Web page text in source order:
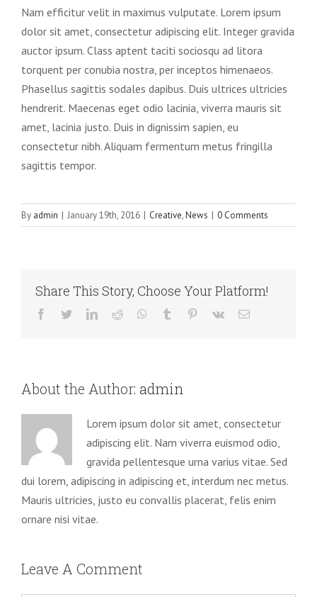
Nam efficitur velit in maximus vulputate. Lorem ipsum
dolor sit amet, consectetur adipiscing elit. Integer gravida
auctor ipsum. Class aptent taciti sociosqu ad litora
torquent per conubia nostra, per inceptos himenaeos.
Phasellus sagittis sodales dapibus. Duis ultrices ultricies
hendrerit. Maecenas eget odio lacinia, viverra mauris sit
amet, lacinia justo. Duis in dignissim sapien, eu
consectetur nibh. Aliquam fermentum metus fringilla
sagittis tempor.
By admin | January 19th, 2016 | Creative,News | 0 Comments
Share This Story, Choose Your Platform!
Facebook
TwitterLinkedIn
Reddit WhatsApp
Tumblr Pinterest
Vk Email
About the Author: admin
Lorem ipsum dolor sit amet, consectetur
adipiscing elit. Nam viverra euismod odio,
gravida pellentesque urna varius vitae. Sed
dui lorem, adipiscing in adipiscing et, interdum nec metus.
Mauris ultricies, justo eu convallis placerat, felis enim
ornare nisi vitae.
Leave A Comment